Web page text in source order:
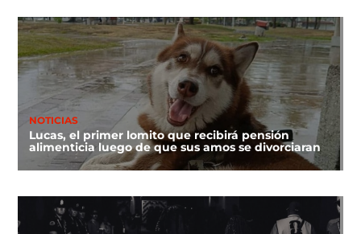
NOTICIAS
Lucas, el primer lomito que recibirá pensión
alimenticia luego de que sus amos se divorciaran